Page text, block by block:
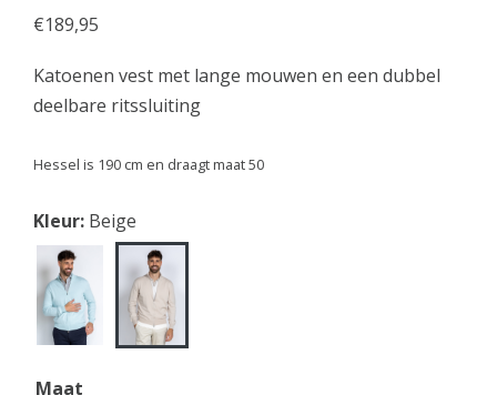
€189,95
Katoenen vest met lange mouwen en een dubbel
deelbare ritssluiting
Hessel is 190 cm en draagt maat 50
Kleur: Beige
Maat